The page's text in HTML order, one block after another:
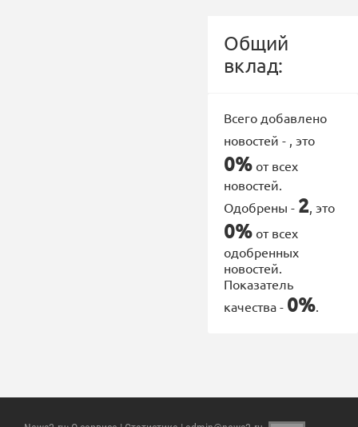
Общий
вклад:
Всего добавлено
новостей - , это
0% от всех
новостей.
Одобрены - 2, это
0% от всех
одобренных
новостей.
Показатель
качества - 0%.